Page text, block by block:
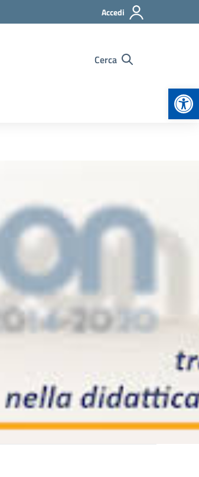
Accedi
Cerca